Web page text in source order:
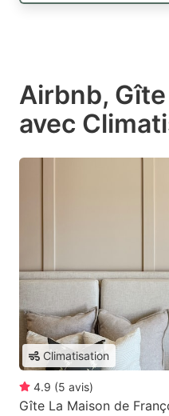
Airbnb,
avec
Climatisation
4.9 (5 avis)
Gîte La Maison de